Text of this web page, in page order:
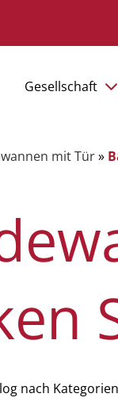
Gesellschaft
mit Tür»
nach